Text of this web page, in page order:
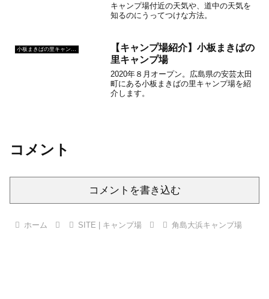
キャンプ場付近の天気や、道中の天気を
知るのにうってつけな方法。
【キャンプ場紹介】小板まきばの
里キャンプ場
2020年８月オープン。広島県の安芸太田
町にある小板まきばの里キャンプ場を紹
介します。
コメント
コメントを書き込む
ホーム SITE | キャンプ場 角島大浜キャンプ場